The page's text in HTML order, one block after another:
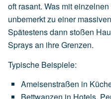
oft rasant. Was mit
unbemerkt zu einer
Spätestens dann stoßen
Sprays an ihre Grenzen.
Typische Beispiele:
Ameisenstraßen in